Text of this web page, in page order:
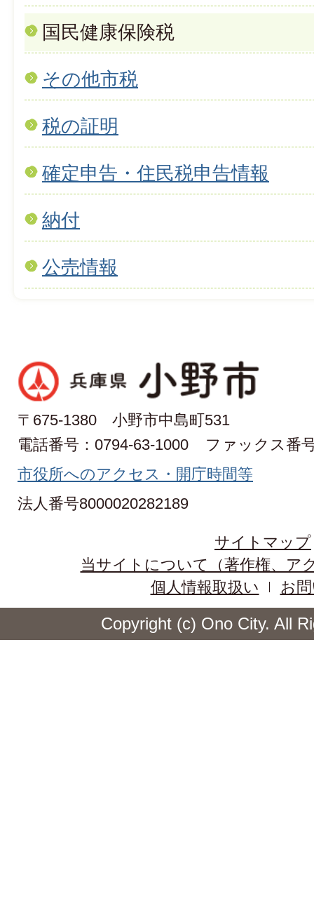
国民健康保険税
その他市税
税の証明
確定申告・住民税申告情報
納付
公売情報
〒675-1380 小野市中島町531
電話番号：0794-63-1000
ファックス番
市役所へのアクセス・開庁時間等
法人番号8000020282189
サイトマップ
当サイトについて（著作権、ア
個人情報取扱い
お
Copyright (c) Ono City. All